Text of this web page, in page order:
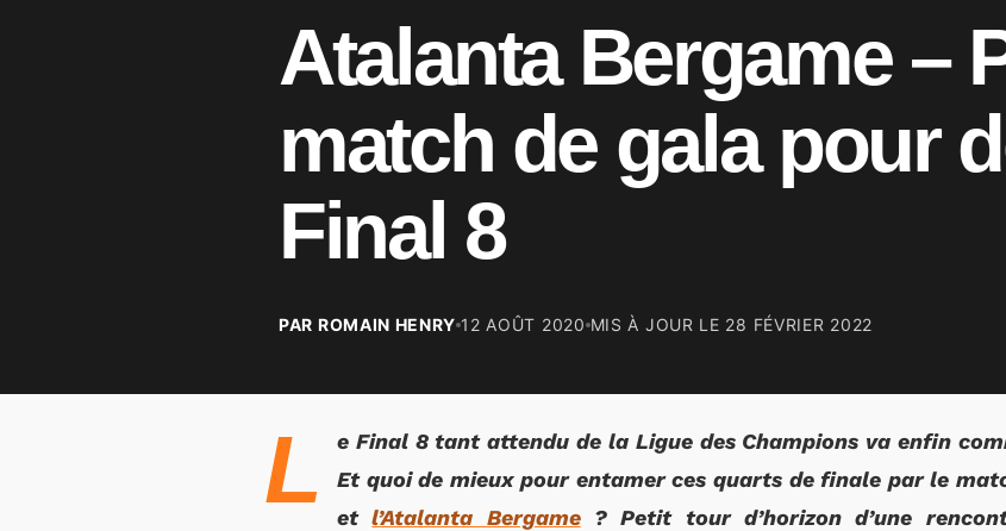
Atalanta Bergame –
match de gala pour
Final 8
PAR ROMAIN HENRY 12 AOÛT 2020 MIS À JOUR LE 28 FÉVRIER 2022
L
e Final 8 tant attendu de la Ligue des Champions va enfin
Et quoi de mieux pour entamer ces quarts de finale par le
etl’Atalanta Bergame? Petit tour d’horizon d’une